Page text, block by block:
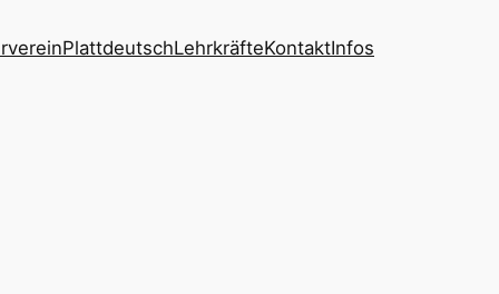
PlattdeutschLehrkräfteKontaktInfos